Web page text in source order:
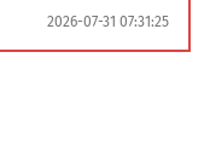
2026-07-31 07:31:25